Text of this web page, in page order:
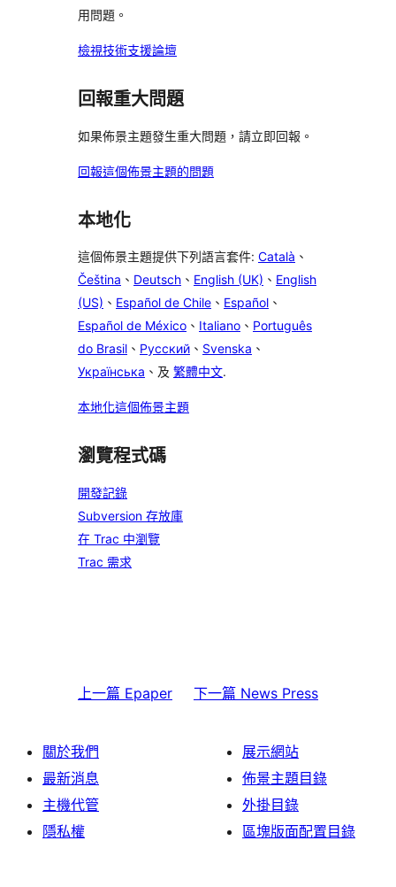
論
評
用問題。
檢視技術支援論壇
回報重大問題
如果佈景主題發生重大問題，請立即回報。
回報這個佈景主題的問題
本地化
這個佈景主題提供下列語言套件: Català 、
Čeština 、 Deutsch 、 English (UK) 、 English
(US) 、 Español de Chile 、 Español 、
Español de México 、 Italiano 、 Português
do Brasil 、 Русский 、 Svenska 、
Українська 、及 繁體中文.
本地化這個佈景主題
瀏覽程式碼
開發記錄
Subversion 存放庫
在 Trac 中瀏覽
Trac 需求
上一篇 Epaper 下一篇 News Press
關於我們
最新消息
主機代管
隱私權
展示網站
佈景主題目錄
外掛目錄
區塊版面配置目錄